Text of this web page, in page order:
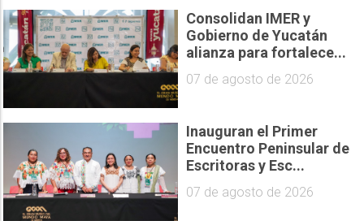
Consolidan IMER y
Gobierno de Yucatán
alianza para fortalece...
07 de agosto de 2026
Inauguran el Primer
Encuentro Peninsular de
Escritoras y Esc...
07 de agosto de 2026